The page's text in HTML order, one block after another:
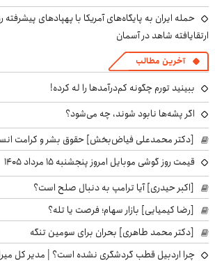
حمله ایران به پایگاه‌های آمریکا با پهپادهای
ارتقایافته شاهد در آسمان
آخرین مطالب
ببینید تورم چگونه کم‌درآمدها را له کرده!
اگر پشه‌ها نابود شوند، چه می‌شود؟
[دکتر محمدعلی فیاض‌بخش] حقوق بشر و کرامت
قیمت روز گوشی موبایل امروز پنجشنبه ۱۵ مرداد ۱۴۰۵
[اکبر حیدری] آیا ترامپ به دنبال صلح است؟
[رضا کیمیایی] بازار سهام؛ فرصت یا تله؟
[دکتر محمد طاهری] بحران برای سومین تنگه
چرا اردبیل قطب گردشگری نشده است؟ | مدیر کل